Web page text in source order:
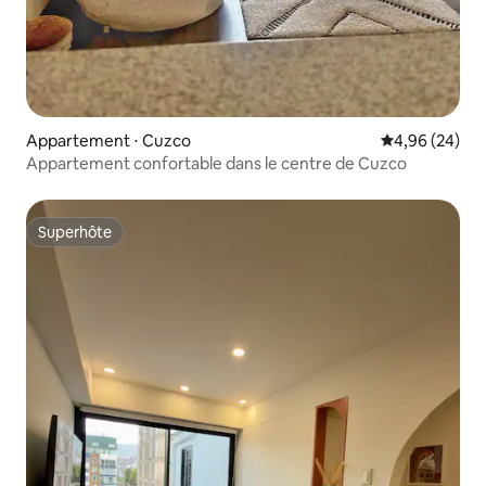
Appartement ⋅ Cuzco Évaluation
4,96 (24)
Appartement confortable dans le centre de Cuzco
Superhôte
Superhôte